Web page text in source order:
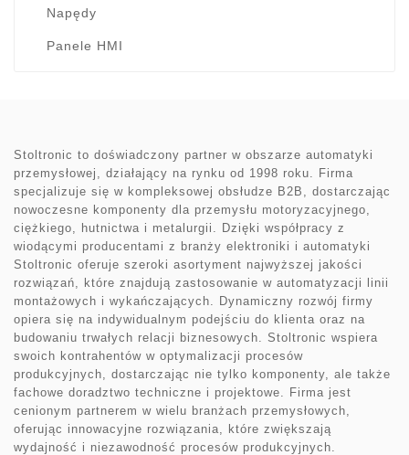
Napędy
Panele HMI
Stoltronic to doświadczony partner w obszarze automatyki
przemysłowej, działający na rynku od 1998 roku. Firma
specjalizuje się w kompleksowej obsłudze B2B, dostarczając
nowoczesne komponenty dla przemysłu motoryzacyjnego,
ciężkiego, hutnictwa i metalurgii. Dzięki współpracy z
wiodącymi producentami z branży elektroniki i automatyki
Stoltronic oferuje szeroki asortyment najwyższej jakości
rozwiązań, które znajdują zastosowanie w automatyzacji linii
montażowych i wykańczających. Dynamiczny rozwój firmy
opiera się na indywidualnym podejściu do klienta oraz na
budowaniu trwałych relacji biznesowych. Stoltronic wspiera
swoich kontrahentów w optymalizacji procesów
produkcyjnych, dostarczając nie tylko komponenty, ale także
fachowe doradztwo techniczne i projektowe. Firma jest
cenionym partnerem w wielu branżach przemysłowych,
oferując innowacyjne rozwiązania, które zwiększają
wydajność i niezawodność procesów produkcyjnych.